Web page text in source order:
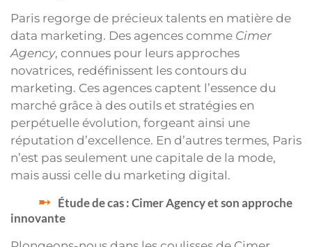
Paris regorge de précieux talents en matière de
data marketing. Des agences comme Cimer
Agency, connues pour leurs approches
novatrices, redéfinissent les contours du
marketing. Ces agences captent l’essence du
marché grâce à des outils et stratégies en
perpétuelle évolution, forgeant ainsi une
réputation d’excellence. En d’autres termes, Paris
n’est pas seulement une capitale de la mode,
mais aussi celle du marketing digital.
Étude de cas : Cimer Agency et son approche
innovante